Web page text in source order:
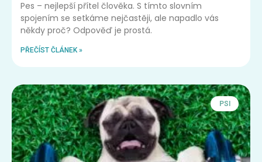
Pes – nejlepší přítel člověka. S tímto slovním
spojením se setkáme nejčastěji, ale napadlo vás
někdy proč? Odpověď je prostá.
PŘEČÍST ČLÁNEK »
PSI